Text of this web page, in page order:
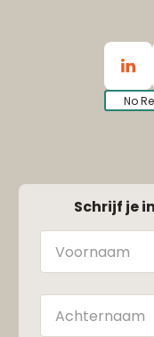
No
Schrijf je
Naam
Achternaam